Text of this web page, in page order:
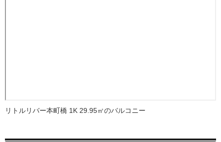
リトルリバー本町橋 1K 29.95㎡のバルコニー